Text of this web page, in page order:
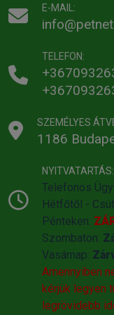
Termékenység:
Patkányokon
készítmény nem fejt
reprodukciós
tenyész-
Tenyészmacskáknál
Nem ismert. A
rutinszerűen
között kölcsönhatás
Túladagolás:
Nem észleltek
követően 8 hetes,
E-MAIL:
TELEFON:
SZEMÉLYES
1186
NYITVATARTÁS:
Telefonos
Hétfőtől -
Pénteken:
Szombaton:
Vasárnap:
Amennyiben
kérjük legyen
legrövidebb